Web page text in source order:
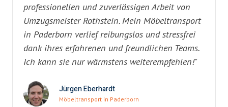
professionellen und zuverlässigen Arbeit von
Umzugsmeister Rothstein. Mein Möbeltransport
in Paderborn verlief reibungslos und stressfrei
dank ihres erfahrenen und freundlichen Teams.
Ich kann sie nur wärmstens weiterempfehlen!"
Jürgen Eberhardt
Möbeltransport in Paderborn